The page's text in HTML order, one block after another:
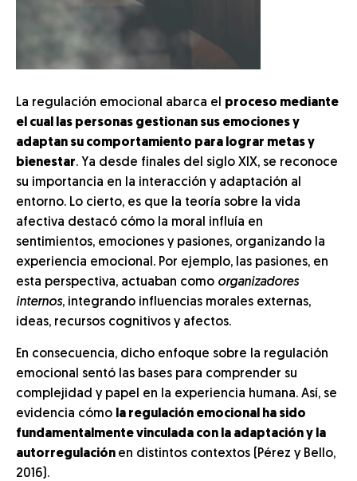
La regulación emocional abarca el proceso mediante
el cual las personas gestionan sus emociones y
adaptan su comportamiento para lograr metas y
bienestar. Ya desde finales del siglo XIX, se reconoce
su importancia en la interacción y adaptación al
entorno. Lo cierto, es que la teoría sobre la vida
afectiva destacó cómo la moral influía en
sentimientos, emociones y pasiones, organizando la
experiencia emocional. Por ejemplo, las pasiones, en
esta perspectiva, actuaban como organizadores
internos, integrando influencias morales externas,
ideas, recursos cognitivos y afectos.
En consecuencia, dicho enfoque sobre la regulación
emocional sentó las bases para comprender su
complejidad y papel en la experiencia humana. Así, se
evidencia cómo la regulación emocional ha sido
fundamentalmente vinculada con la adaptación y la
autorregulación en distintos contextos (Pérez y Bello,
2016).